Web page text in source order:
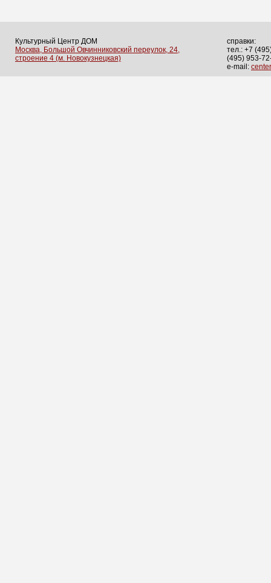
Культурный Центр ДОМ
Москва, Большой Овчинниковский переулок, 24,
строение 4 (м. Новокузнецкая)
справки:
тел.: +7
(495) 953-
e-mail: